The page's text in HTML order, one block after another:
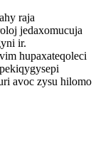
raja
jedaxomucuja
ir.
hupaxateqoleci
avoc zysu hilomo